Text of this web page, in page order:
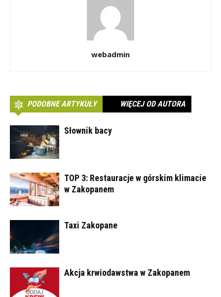
webadmin
PODOBNE ARTYKUŁY WIĘCEJ OD AUTORA
Słownik bacy
TOP 3: Restauracje w górskim klimacie
w Zakopanem
Taxi Zakopane
Akcja krwiodawstwa w Zakopanem